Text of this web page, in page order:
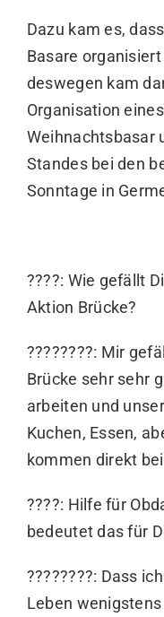
Dazu kam es,
Basare
deswegen kam
Organisation
Weihnachtsbasar
Standes bei den
Sonntage in
????: Wie gefällt
Aktion Brücke?
????????: Mir
Brücke sehr sehr
arbeiten und
Kuchen, Essen,
kommen direkt
????: Hilfe für
bedeutet das für
????????: Dass
Leben